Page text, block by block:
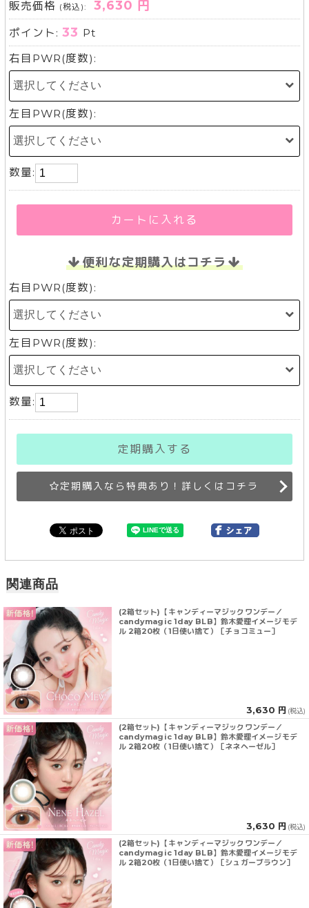
販売価格 (税込): 3,630 円
ポイント:33 Pt
右目PWR(度数):
左目PWR(度数):
数量:
カートに入れる
便利な定期購入はコチラ
右目PWR(度数):
左目PWR(度数):
数量:
定期購入する
定期購入なら特典あり！詳しくはコチラ
関連商品
(2箱セット)【キャンディーマジックワンデー／
candymagic 1day BLB】鈴木愛理イメージモデ
ル 2箱20枚（1日使い捨て）［チョコミュー］
3,630 円 (税込)
(2箱セット)【キャンディーマジックワンデー／
candymagic 1day BLB】鈴木愛理イメージモデ
ル 2箱20枚（1日使い捨て）［ネネヘーゼル］
3,630 円 (税込)
(2箱セット)【キャンディーマジックワンデー／
candymagic 1day BLB】鈴木愛理イメージモデ
ル 2箱20枚（1日使い捨て）［シュガーブラウン］